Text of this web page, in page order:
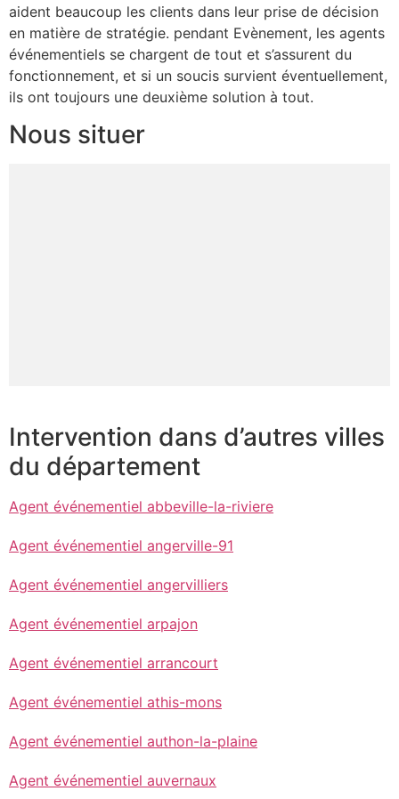
aident beaucoup les clients dans leur prise de décision
en matière de stratégie. pendant Evènement, les agents
événementiels se chargent de tout et s’assurent du
fonctionnement, et si un soucis survient éventuellement,
ils ont toujours une deuxième solution à tout.
Nous situer
Intervention dans d’autres villes
du département
Agent événementiel abbeville-la-riviere
Agent événementiel angerville-91
Agent événementiel angervilliers
Agent événementiel arpajon
Agent événementiel arrancourt
Agent événementiel athis-mons
Agent événementiel authon-la-plaine
Agent événementiel auvernaux